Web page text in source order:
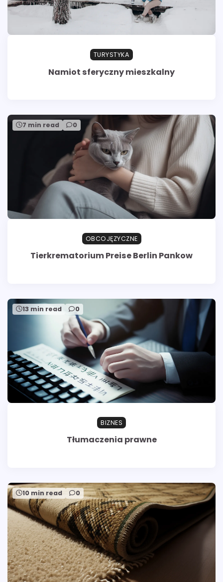
TURYSTYKA
Namiot sferyczny mieszkalny
7 min read 0
OBCOJĘZYCZNE
Tierkrematorium Preise Berlin Pankow
13 min read 0
BIZNES
Tłumaczenia prawne
10 min read 0